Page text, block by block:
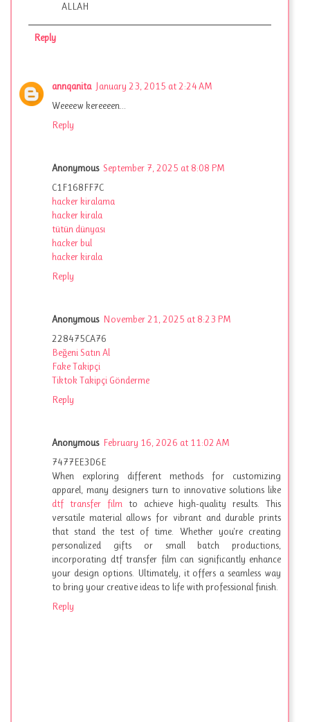
ALLAH
Reply
annqanita January 23, 2015 at 2:24 AM
Weeeew kereeeen...
Reply
Anonymous September 7, 2025 at 8:08 PM
C1F168FF7C
hacker kiralama
hacker kirala
tütün dünyası
hacker bul
hacker kirala
Reply
Anonymous November 21, 2025 at 8:23 PM
228475CA76
Beğeni Satın Al
Fake Takipçi
Tiktok Takipçi Gönderme
Reply
Anonymous February 16, 2026 at 11:02 AM
7477EE3D6E
When exploring different methods for customizing
apparel, many designers turn to innovative solutions like
dtf transfer filmto achieve high-quality results. This
versatile material allows for vibrant and durable prints
that stand the test of time. Whether you're creating
personalized gifts or small batch productions,
incorporating dtf transfer film can significantly enhance
your design options. Ultimately, it offers a seamless way
to bring your creative ideas to life with professional finish.
Reply